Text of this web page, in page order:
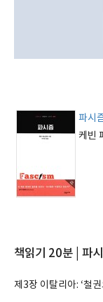
파시
케빈
책읽기 20분 | 파
제3장 이탈리아: ‘철